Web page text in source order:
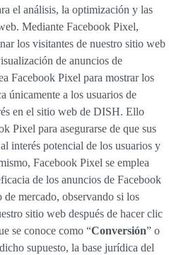
el análisis, la optimización y las
Mediante Facebook Pixel,
los visitantes de nuestro sitio web
de anuncios de
Facebook Pixel para mostrar los
únicamente a los usuarios de
en el sitio web de DISH. Ello
Pixel para asegurarse de que sus
interés potencial de los usuarios y
Facebook Pixel se emplea
de los anuncios de Facebook
mercado, observando si los
sitio web después de hacer clic
se conoce como “Conversión” o
supuesto, la base jurídica del